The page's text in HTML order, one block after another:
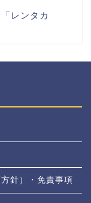
レンタカ
針）・免責事項
奈良